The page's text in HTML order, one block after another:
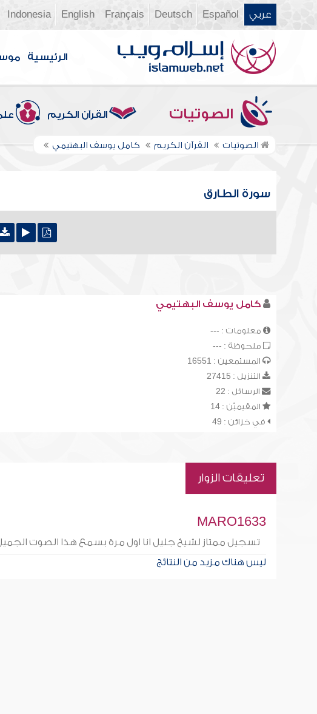
عربي Español
Deutsch
Français
English
Indonesia
الرئيسية
الصوتيات القرآن الكريم
الصوتيات القرآن الكريم كامل يوسف البهتيمي
سورة الطارق
كامل يوسف البهتيمي
معلومات : ---
ملحوظة : ---
المستمعين : 16551
التنزيل : 27415
الرسائل : 22
المقيميّن : 14
في خزائن : 49
تعليقات الزوار
MARO1633
تسجيل ممتاز لشيخ جليل انا اول مرة بسمع هذا الصوت
ليس هناك مزيد من النتائج